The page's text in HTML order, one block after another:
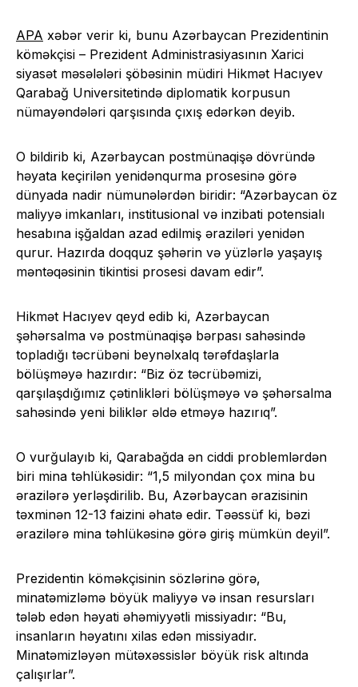
APA xəbər verir ki, bunu Azərbaycan Prezidentinin
köməkçisi – Prezident Administrasiyasının Xarici
siyasət məsələləri şöbəsinin müdiri Hikmət Hacıyev
Qarabağ Universitetində diplomatik korpusun
nümayəndələri qarşısında çıxış edərkən deyib.
O bildirib ki, Azərbaycan postmünaqişə dövründə
həyata keçirilən yenidənqurma prosesinə görə
dünyada nadir nümunələrdən biridir: “Azərbaycan öz
maliyyə imkanları, institusional və inzibati potensialı
hesabına işğaldan azad edilmiş əraziləri yenidən
qurur. Hazırda doqquz şəhərin və yüzlərlə yaşayış
məntəqəsinin tikintisi prosesi davam edir”.
Hikmət Hacıyev qeyd edib ki, Azərbaycan
şəhərsalma və postmünaqişə bərpası sahəsində
topladığı təcrübəni beynəlxalq tərəfdaşlarla
bölüşməyə hazırdır: “Biz öz təcrübəmizi,
qarşılaşdığımız çətinlikləri bölüşməyə və şəhərsalma
sahəsində yeni biliklər əldə etməyə hazırıq”.
O vurğulayıb ki, Qarabağda ən ciddi problemlərdən
biri mina təhlükəsidir: “1,5 milyondan çox mina bu
ərazilərə yerləşdirilib. Bu, Azərbaycan ərazisinin
təxminən 12-13 faizini əhatə edir. Təəssüf ki, bəzi
ərazilərə mina təhlükəsinə görə giriş mümkün deyil”.
Prezidentin köməkçisinin sözlərinə görə,
minatəmizləmə böyük maliyyə və insan resursları
tələb edən həyati əhəmiyyətli missiyadır: “Bu,
insanların həyatını xilas edən missiyadır.
Minatəmizləyən mütəxəssislər böyük risk altında
çalışırlar”.